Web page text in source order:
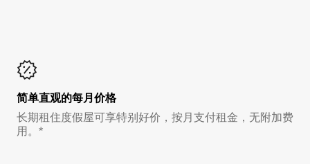
简单直观的每月价格
长期租住度假屋可享特别好价，按月支付租金，无附加费
用。*